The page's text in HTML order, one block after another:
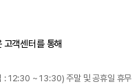
객센터를 통해
12:30 ~ 13:30) 주말 및 공휴일 휴무